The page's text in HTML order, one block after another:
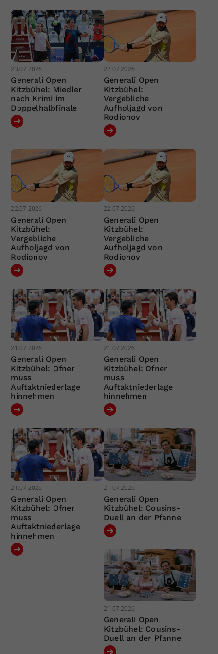
23.07.2026
Generali Open
Kitzbühel: Miedler
nach Krimi im
Doppelhalbfinale
22.07.2026
Generali Open
Kitzbühel:
Vergebliche
Aufholjagd von
Rodionov
22.07.2026
Generali Open
Kitzbühel:
Vergebliche
Aufholjagd von
Rodionov
22.07.2026
Generali Open
Kitzbühel:
Vergebliche
Aufholjagd von
Rodionov
21.07.2026
Generali Open
Kitzbühel: Ofner
muss
Auftaktniederlage
hinnehmen
21.07.2026
Generali Open
Kitzbühel: Ofner
muss
Auftaktniederlage
hinnehmen
21.07.2026
Generali Open
Kitzbühel: Ofner
muss
Auftaktniederlage
hinnehmen
21.07.2026
Generali Open
Kitzbühel: Cousins-
Duell an der Pfanne
21.07.2026
Generali Open
Kitzbühel: Cousins-
Duell an der Pfanne